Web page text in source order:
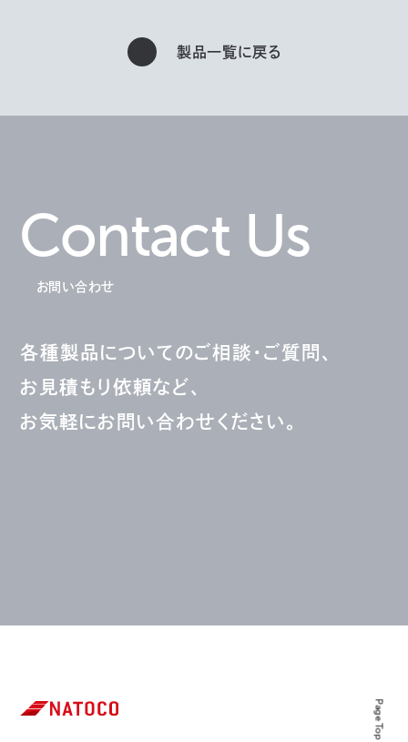
製品一覧に戻る
Contact Us
お問い合わせ
各種製品についてのご相談・ご質問、
お見積もり依頼など、
お気軽にお問い合わせください。
Page Top